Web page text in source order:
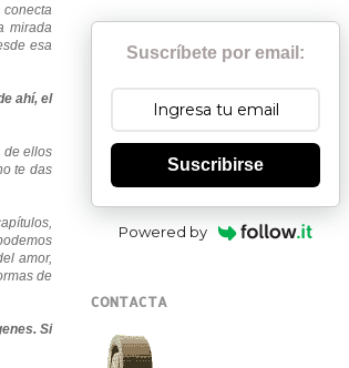
conecta
mirada
esa
ahí, el
de ellos
te das
amor,
de
Si
Suscríbete por email:
Suscribirse
Powered by
CONTACTA